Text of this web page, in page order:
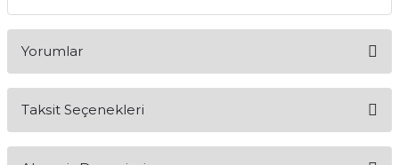
Yorumlar
Taksit Seçenekleri